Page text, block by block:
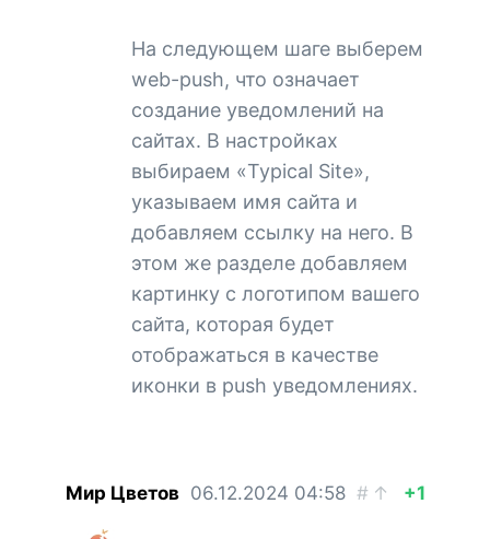
На следующем шаге выберем
web-push, что означает
создание уведомлений на
сайтах. В настройках
выбираем «Typical Site»,
указываем имя сайта и
добавляем ссылку на него. В
этом же разделе добавляем
картинку с логотипом вашего
сайта, которая будет
отображаться в качестве
иконки в push уведомлениях.
Мир Цветов 06.12.2024 04:58 # ↑ +1